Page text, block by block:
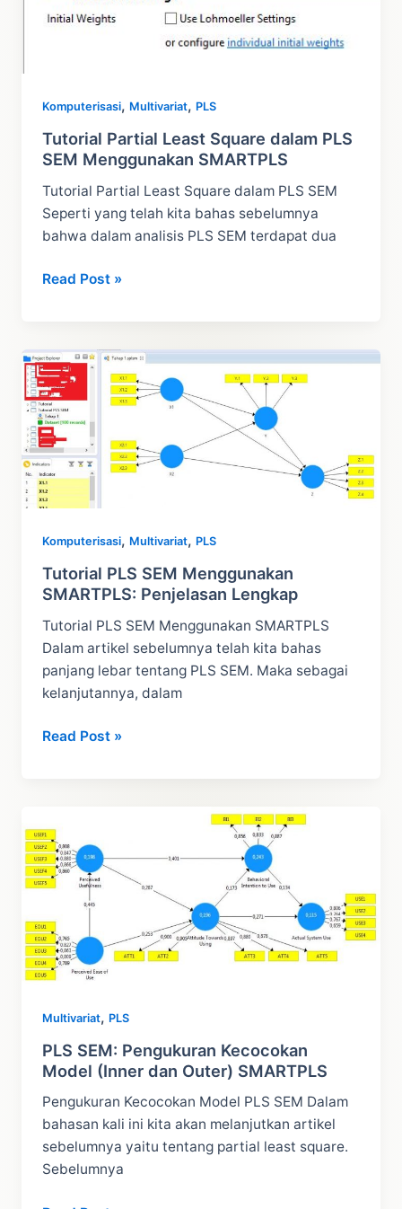
Komputerisasi, Multivariat, PLS
Tutorial Partial Least Square dalam PLS
SEM Menggunakan SMARTPLS
Tutorial Partial Least Square dalam PLS SEM
Seperti yang telah kita bahas sebelumnya
bahwa dalam analisis PLS SEM terdapat dua
Tutorial
dalam
PLS
SEM
Menggunakan
SMARTPLS
Read Post »
Komputerisasi, Multivariat, PLS
Tutorial PLS SEM Menggunakan
SMARTPLS: Penjelasan Lengkap
Tutorial PLS SEM Menggunakan SMARTPLS
Dalam artikel sebelumnya telah kita bahas
panjang lebar tentang PLS SEM. Maka sebagai
kelanjutannya, dalam
Tutorial
SMARTPLS:
Penjelasan
Lengkap
Read Post »
Multivariat, PLS
PLS SEM: Pengukuran Kecocokan
Model (Inner dan Outer) SMARTPLS
Pengukuran Kecocokan Model PLS SEM Dalam
bahasan kali ini kita akan melanjutkan artikel
sebelumnya yaitu tentang partial least square.
Sebelumnya